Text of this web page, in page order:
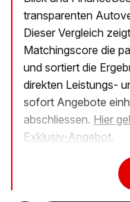
transparenten
Dieser Vergleich
Matchingscore die
und sortiert die
direkten Leistungs-
sofort Angebote
abschliessen. Hier
Exklusiv-Angebot.